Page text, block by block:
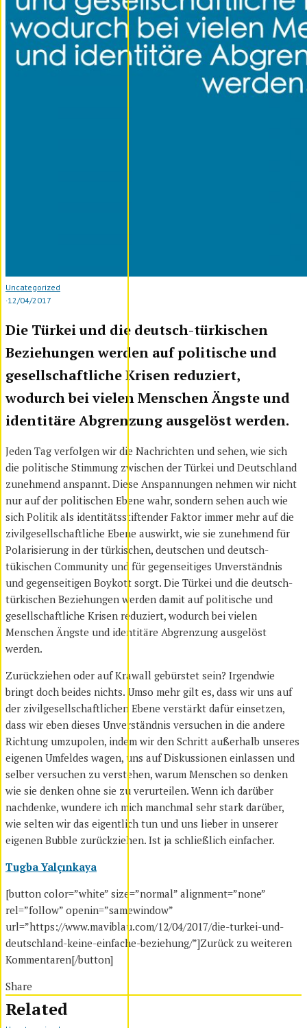
Uncategorized
·12/04/2017
Die Türkei und die deutsch-türkischen
Beziehungen werden auf politische und
gesellschaftliche Krisen reduziert,
wodurch bei vielen Menschen Ängste und
identitäre Abgrenzung ausgelöst werden.
Jeden Tag verfolgen wir die Nachrichten und sehen, wie sich
die politische Stimmung zwischen der Türkei und Deutschland
zunehmend anspannt. Diese Anspannungen nehmen wir nicht
nur auf der politischen Ebene wahr, sondern sehen auch wie
sich Politik als identitätsstiftender Faktor immer mehr auf die
zivilgesellschaftliche Ebene auswirkt, wie sie zunehmend für
Polarisierung in der türkischen, deutschen und deutsch-
tükischen Community und für gegenseitiges Unverständnis
und gegenseitigen Boykott sorgt. Die Türkei und die deutsch-
türkischen Beziehungen werden damit auf politische und
gesellschaftliche Krisen reduziert, wodurch bei vielen
Menschen Ängste und identitäre Abgrenzung ausgelöst
werden.
Zurückziehen oder auf Krawall gebürstet sein? Irgendwie
bringt doch beides nichts. Umso mehr gilt es, dass wir uns auf
der zivilgesellschaftlichen Ebene verstärkt dafür einsetzen,
dass wir eben dieses Unverständnis versuchen in die andere
Richtung umzupolen, indem wir den Schritt außerhalb unseres
eigenen Umfeldes wagen, uns auf Diskussionen einlassen und
selber versuchen zu verstehen, warum Menschen so denken
wie sie denken ohne sie zu verurteilen. Wenn ich darüber
nachdenke, wundere ich mich manchmal sehr stark darüber,
wie selten wir das eigentlich tun und uns lieber in unserer
eigenen Bubble zurückziehen. Ist ja schließlich einfacher.
Tugba Yalçınkaya
[button color=”white” size=”normal” alignment=”none”
rel=”follow” openin=”samewindow”
url=”https://www.maviblau.com/12/04/2017/die-turkei-und-
deutschland-keine-einfache-beziehung/”]Zurück zu weiteren
Kommentaren[/button]
Share
Related